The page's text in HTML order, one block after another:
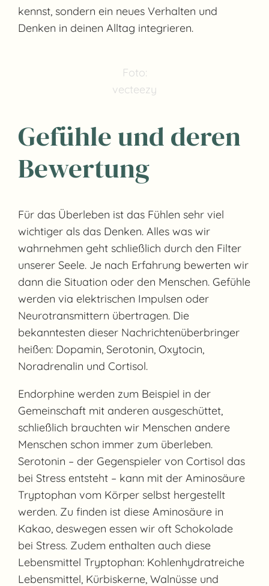
kennst, sondern ein neues Verhalten und
Denken in deinen Alltag integrieren.
Foto:
vecteezy
Gefühle und deren
Bewertung
Für das Überleben ist das Fühlen sehr viel
wichtiger als das Denken. Alles was wir
wahrnehmen geht schließlich durch den Filter
unserer Seele. Je nach Erfahrung bewerten wir
dann die Situation oder den Menschen. Gefühle
werden via elektrischen Impulsen oder
Neurotransmittern übertragen. Die
bekanntesten dieser Nachrichtenüberbringer
heißen: Dopamin, Serotonin, Oxytocin,
Noradrenalin und Cortisol.
Endorphine werden zum Beispiel in der
Gemeinschaft mit anderen ausgeschüttet,
schließlich brauchten wir Menschen andere
Menschen schon immer zum überleben.
Serotonin – der Gegenspieler von Cortisol das
bei Stress entsteht – kann mit der Aminosäure
Tryptophan vom Körper selbst hergestellt
werden. Zu finden ist diese Aminosäure in
Kakao, deswegen essen wir oft Schokolade
bei Stress. Zudem enthalten auch diese
Lebensmittel Tryptophan: Kohlenhydratreiche
Lebensmittel, Kürbiskerne, Walnüsse und